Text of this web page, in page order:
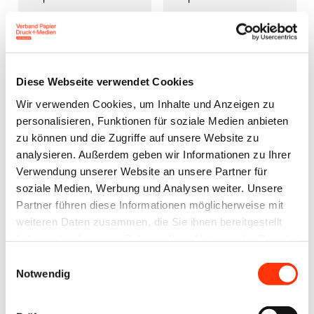
Diese Webseite verwendet Cookies
Wir verwenden Cookies, um Inhalte und Anzeigen zu
personalisieren, Funktionen für soziale Medien anbieten
zu können und die Zugriffe auf unsere Website zu
analysieren. Außerdem geben wir Informationen zu Ihrer
Verwendung unserer Website an unsere Partner für
soziale Medien, Werbung und Analysen weiter. Unsere
Partner führen diese Informationen möglicherweise mit
weiteren Daten zusammen, die Sie ihnen bereitgestellt
Notwendig
e
e
n
u
n
d
b
s
a
c
h
e
n
e